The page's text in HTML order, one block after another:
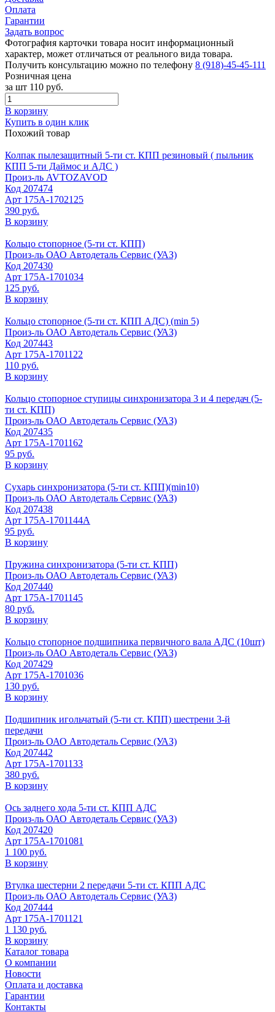
Оплата
Гарантии
Задать вопрос
Фотография карточки товара носит информационный
характер, может отличаться от реального вида товара.
Получить консультацию можно по телефону 8 (918)-45-45-111
Розничная цена
за шт 110 руб.
В корзину
Купить в один клик
Похожий товар
Колпак пылезащитный 5-ти ст. КПП резиновый ( пыльник
КПП 5-ти Даймос и АДС )
Произ-ль AVTOZAVOD
Код 207474
Арт 175А-1702125
390 руб.
В корзину
Кольцо стопорное (5-ти ст. КПП)
Произ-ль ОАО Автодеталь Сервис (УАЗ)
Код 207430
Арт 175А-1701034
125 руб.
В корзину
Кольцо стопорное (5-ти ст. КПП АДС) (min 5)
Произ-ль ОАО Автодеталь Сервис (УАЗ)
Код 207443
Арт 175А-1701122
110 руб.
В корзину
Кольцо стопорное ступицы синхронизатора 3 и 4 передач (5-
ти ст. КПП)
Произ-ль ОАО Автодеталь Сервис (УАЗ)
Код 207435
Арт 175А-1701162
95 руб.
В корзину
Сухарь синхронизатора (5-ти ст. КПП)(min10)
Произ-ль ОАО Автодеталь Сервис (УАЗ)
Код 207438
Арт 175А-1701144А
95 руб.
В корзину
Пружина синхронизатора (5-ти ст. КПП)
Произ-ль ОАО Автодеталь Сервис (УАЗ)
Код 207440
Арт 175А-1701145
80 руб.
В корзину
Кольцо стопорное подшипника первичного вала АДС (10шт)
Произ-ль ОАО Автодеталь Сервис (УАЗ)
Код 207429
Арт 175А-1701036
130 руб.
В корзину
Подшипник игольчатый (5-ти ст. КПП) шестрени 3-й
передачи
Произ-ль ОАО Автодеталь Сервис (УАЗ)
Код 207442
Арт 175А-1701133
380 руб.
В корзину
Ось заднего хода 5-ти ст. КПП АДС
Произ-ль ОАО Автодеталь Сервис (УАЗ)
Код 207420
Арт 175А-1701081
1 100 руб.
В корзину
Втулка шестерни 2 передачи 5-ти ст. КПП АДС
Произ-ль ОАО Автодеталь Сервис (УАЗ)
Код 207444
Арт 175А-1701121
1 130 руб.
В корзину
Каталог товара
О компании
Новости
Оплата и доставка
Гарантии
Контакты